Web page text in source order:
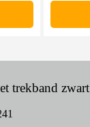
trekband zwart